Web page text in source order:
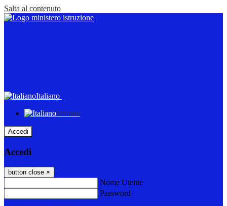
Salta al contenuto
Italiano
Italiano
Accedi
Accedi
button close ×
Nome Utente
Password